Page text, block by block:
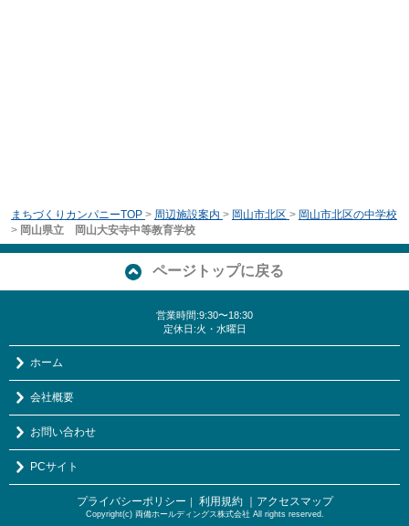
まちづくりカンパニーTOP > 周辺施設案内 > 岡山市北区 > 岡山市北区の中学校
> 岡山県立 岡山大安寺中等教育学校
ページトップに戻る
営業時間:9:30〜18:30
定休日:火・水曜日
ホーム
会社概要
お問い合わせ
PCサイト
プライバシーポリシー ｜ 利用規約 ｜アクセスマップ
Copyright(c) 両備ホールディングス株式会社 All rights reserved.